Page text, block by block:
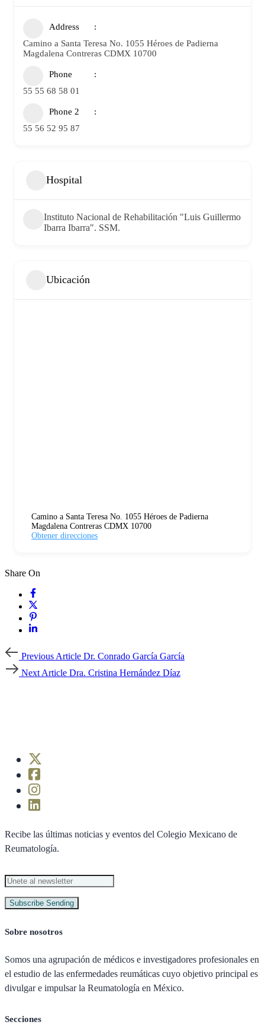
Address
Camino a Santa Teresa No. 1055 Héroes de Padierna
Magdalena Contreras CDMX 10700
Phone
55 55 68 58 01
Phone 2
55 56 52 95 87
Hospital
Instituto Nacional de Rehabilitación "Luis Guillermo
Ibarra Ibarra". SSM.
Ubicación
Camino a Santa Teresa No. 1055 Héroes de Padierna
Magdalena Contreras CDMX 10700
Obtener direcciones
Share On
Previous
ArticlePrevious Article Dr. Conrado García García
Next
ArticleNext Article Dra. Cristina Hernández Díaz
Recibe las últimas noticias y eventos del Colegio Mexicano de
Reumatología.
Subscribe Sending
Sobre nosotros
Somos una agrupación de médicos e investigadores profesionales en
el estudio de las enfermedades reumáticas cuyo objetivo principal es
divulgar e impulsar la Reumatología en México.
Secciones